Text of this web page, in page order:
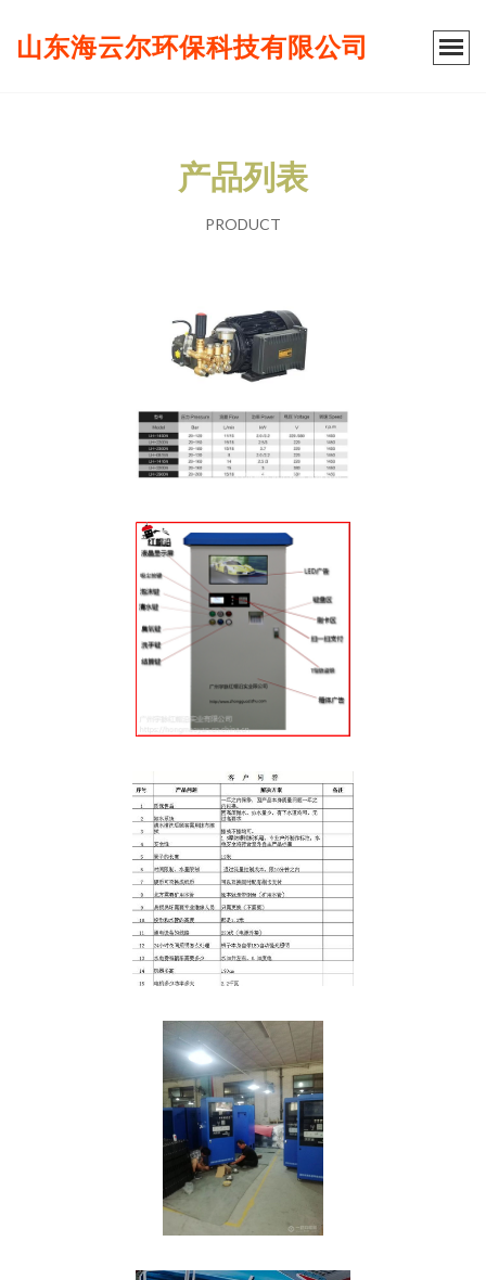
山东海云尔环保科技有限公司
产品列表
PRODUCT